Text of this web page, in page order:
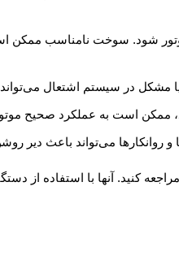
شود. سوخت نامناسب
مشکل در سیستم اشتعال
است به عملکرد صحیح
روانکارها می‌تواند باعث دیر
آنها با استفاده از